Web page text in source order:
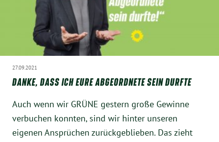
Termine
Facebook
Instagram
27.09.2021
DANKE, DASS ICH EURE ABGEORDNETE SEIN DURFTE
Auch wenn wir GRÜNE gestern große Gewinne
verbuchen konnten, sind wir hinter unseren
eigenen Ansprüchen zurückgeblieben. Das zieht